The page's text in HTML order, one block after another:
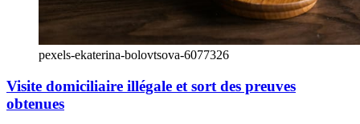
pexels-ekaterina-bolovtsova-6077326
Visite domiciliaire illégale et sort des preuves
obtenues